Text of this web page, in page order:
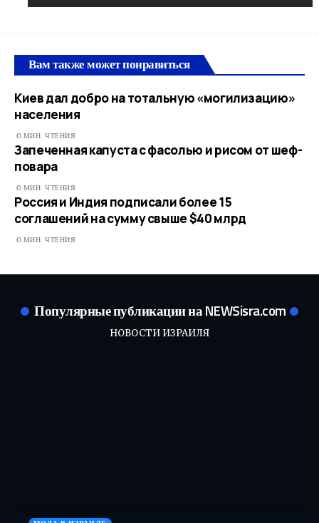
Вам также может понравиться
Киев дал добро на тотальную «могилизацию»
населения
0 МИН. ЧТЕНИЯ
Запеченная капуста с фасолью и рисом от шеф-
повара
0 МИН. ЧТЕНИЯ
Россия и Индия подписали более 15
соглашений на сумму свыше $40 млрд
0 МИН. ЧТЕНИЯ
Популярные публикации на NEWSisra.com
НОВОСТИ ИЗРАИЛЯ